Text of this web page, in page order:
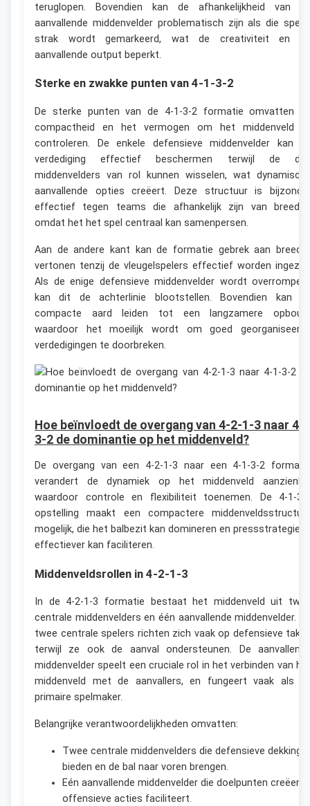
teruglopen. Bovendien kan de afhankelijkheid van
aanvallende middenvelder problematisch zijn als die
strak wordt gemarkeerd, wat de creativiteit en
aanvallende output beperkt.
Sterke en zwakke punten van 4-1-3-2
De sterke punten van de 4-1-3-2 formatie omvatten
compactheid en het vermogen om het middenveld
controleren. De enkele defensieve middenvelder kan
verdediging effectief beschermen terwijl de
middenvelders van rol kunnen wisselen, wat
aanvallende opties creëert. Deze structuur is
effectief tegen teams die afhankelijk zijn van
omdat het het spel centraal kan samenpersen.
Aan de andere kant kan de formatie gebrek aan
vertonen tenzij de vleugelspelers effectief worden
Als de enige defensieve middenvelder wordt
kan dit de achterlinie blootstellen. Bovendien kan
compacte aard leiden tot een langzamere
waardoor het moeilijk wordt om goed
verdedigingen te doorbreken.
Hoe beïnvloedt de overgang van 4-2-1-3 naar 4-
3-2 de dominantie op het middenveld?
De overgang van een 4-2-1-3 naar een 4-1-3-2
verandert de dynamiek op het middenveld
waardoor controle en flexibiliteit toenemen. De 4-1-3-
opstelling maakt een compactere
mogelijk, die het balbezit kan domineren en
effectiever kan faciliteren.
Middenveldsrollen in 4-2-1-3
In de 4-2-1-3 formatie bestaat het middenveld uit
centrale middenvelders en één aanvallende middenvelder.
twee centrale spelers richten zich vaak op defensieve
terwijl ze ook de aanval ondersteunen. De
middenvelder speelt een cruciale rol in het verbinden van
middenveld met de aanvallers, en fungeert vaak als
primaire spelmaker.
Belangrijke verantwoordelijkheden omvatten:
Twee centrale middenvelders die defensieve dekking
bieden en de bal naar voren brengen.
Eén aanvallende middenvelder die doelpunten creëert
offensieve acties faciliteert.